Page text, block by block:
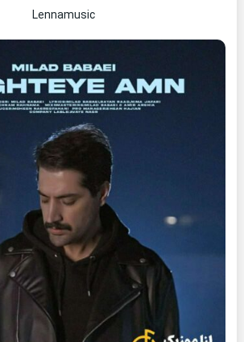
Lennamusic